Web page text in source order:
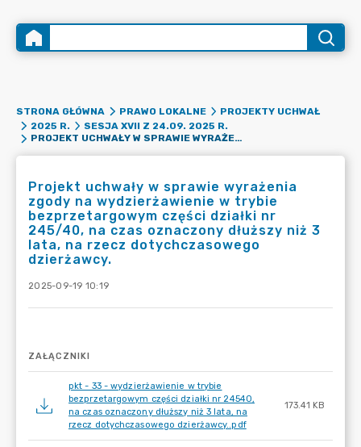
STRONA GŁÓWNA PRAWO LOKALNE
PROJEKTY UCHWAŁ
2025 R.
SESJA XVII Z 24.09. 2025 R.
PROJEKT UCHWAŁY W SPRAWIE WYRAŻENIA ZGODY NA WYDZIERŻAWIENIE W TRYBIE BEZPRZETARGOWYM CZĘŚCI DZIAŁKI NR 245/40, NA CZAS OZNACZONY DŁUŻSZY NIŻ 3 LATA, NA RZECZ DOTYCHCZASOWEGO DZIERŻAWCY.
Projekt uchwały w sprawie wyrażenia
zgody na wydzierżawienie w trybie
bezprzetargowym części działki nr
245/40, na czas oznaczony dłuższy niż 3
lata, na rzecz dotychczasowego
dzierżawcy.
2025-09-19 10:19
ZAŁĄCZNIKI
pkt - 33 - wydzierżawienie w trybie
bezprzetargowym części działki nr 24540,
na czas oznaczony dłuższy niż 3 lata, na
rzecz dotychczasowego dzierżawcy..pdf
173.41 KB